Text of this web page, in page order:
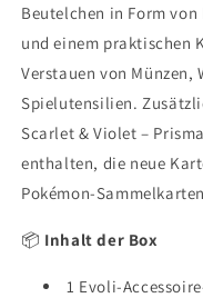
Beutelchen in Form
und einem praktischen
Verstauen von Münzen,
Spielutensilien.
Scarlet & Violet –
enthalten, die neue
Pokémon-
📦 Inhalt der Box
1 Evoli-